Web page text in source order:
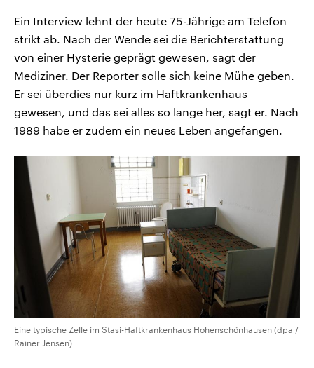
Ein Interview lehnt der heute 75-Jährige am Telefon
strikt ab. Nach der Wende sei die Berichterstattung
von einer Hysterie geprägt gewesen, sagt der
Mediziner. Der Reporter solle sich keine Mühe geben.
Er sei überdies nur kurz im Haftkrankenhaus
gewesen, und das sei alles so lange her, sagt er. Nach
1989 habe er zudem ein neues Leben angefangen.
Eine typische Zelle im Stasi-Haftkrankenhaus Hohenschönhausen (dpa /
Rainer Jensen)